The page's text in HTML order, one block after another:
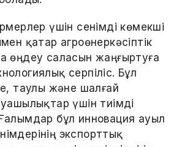
үшін сенімді көмекші
қатар агроөнеркәсіптік
өңдеу саласын жаңғыртуға
серпіліс. Бұл
таулы және шалғай
үшін тиімді
бұл инновация ауыл
экспорттық